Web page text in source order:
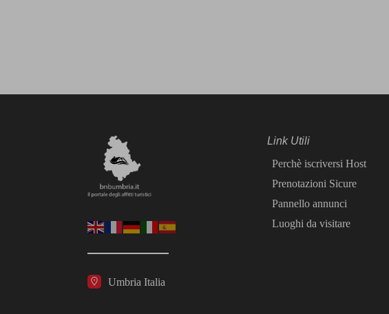
Umbria Italia
Link Utili
Perchè iscriversi Host
Prenotazioni Sicure
Pannello annunci
Luoghi da visitare